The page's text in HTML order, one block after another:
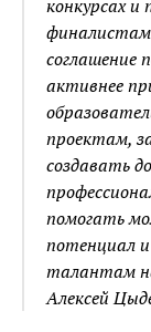
конкурсах и
соглашение
активнее
проектам,
создавать
помогать
потенциал
талантам
Алексей